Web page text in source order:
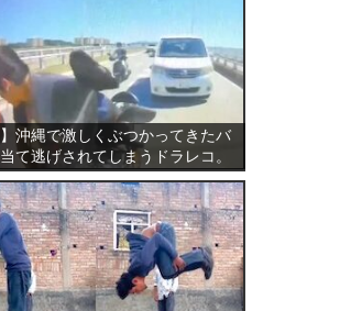
】沖縄で激しくぶつかってきたバ
て逃げされてしまうドラレコ。